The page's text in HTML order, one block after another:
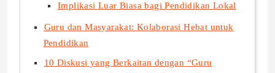
Implikasi Luar Biasa bagi Pendidikan Lokal
Guru dan Masyarakat: Kolaborasi Hebat untuk
Pendidikan
10 Diskusi yang Berkaitan dengan “Guru